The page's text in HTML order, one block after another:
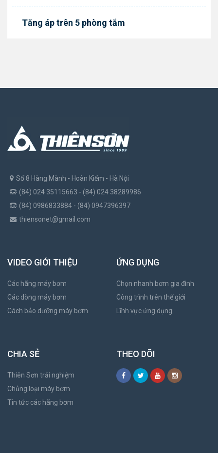
Tăng áp trên 5 phòng tắm
Số 8 Hàng Mành - Hoàn Kiếm - Hà Nội
(84) 024 35115663 - (84) 024 38289986
(84) 0986833884 - (84) 0947396397
thiensonet@gmail.com
VIDEO GIỚI THIỆU
Các hãng máy bơm
Các dòng máy bơm
Cách bảo dưỡng máy bơm
ỨNG DỤNG
Chọn nhanh bơm gia đình
Công trình trên thế giới
Lĩnh vực ứng dụng
CHIA SẺ
Thiên Sơn trải nghiệm
Chủng loại máy bơm
Tin tức các hãng bơm
THEO DÕI